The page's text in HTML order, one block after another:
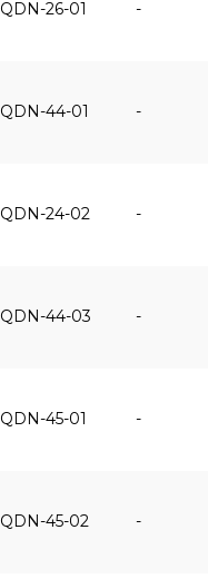
QDN-26-01 -
QDN-44-01 -
QDN-24-02 -
QDN-44-03 -
QDN-45-01 -
QDN-45-02 -